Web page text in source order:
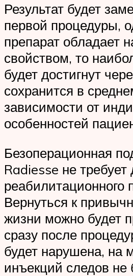
Результат будет
первой процедуры,
препарат обладает
свойством, то
будет достигнут
сохранится в
зависимости от
особенностей
Безоперационная
Radiesse не требует
реабилитационного
Вернуться к
жизни можно будет
сразу после
будет нарушена, на
инъекций следов не